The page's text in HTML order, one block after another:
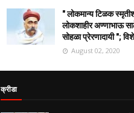
" लोकमान्य टिळक
लोकशाहीर अण्णाभाऊ
सोहळा प्रेरणादायी ";
August 02, 2020
क्रीडा